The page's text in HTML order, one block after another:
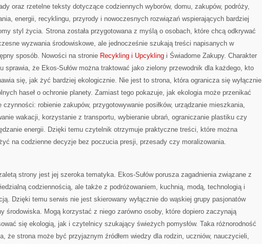
oraz rzetelne teksty dotyczące codziennych wyborów, domu, zakupów, podróży,
energii, recyklingu, przyrody i nowoczesnych rozwiązań wspierających bardziej
styl życia. Strona została przygotowana z myślą o osobach, które chcą odkrywać
wyzwania środowiskowe, ale jednocześnie szukają treści napisanych w
sposób. Nowości na stronie Recykling i Upcykling i Świadome Zakupy. Charakter
sprawia, że Ekos-Sułów można traktować jako zielony przewodnik dla każdego, kto
się, jak żyć bardziej ekologicznie. Nie jest to strona, która ogranicza się wyłącznie
haseł o ochronie planety. Zamiast tego pokazuje, jak ekologia może przenikać
czynności: robienie zakupów, przygotowywanie posiłków, urządzanie mieszkania,
wakacji, korzystanie z transportu, wybieranie ubrań, ograniczanie plastiku czy
energii. Dzięki temu czytelnik otrzymuje praktyczne treści, które można
na codzienne decyzje bez poczucia presji, przesady czy moralizowania.
strony jest jej szeroka tematyka. Ekos-Sułów porusza zagadnienia związane z
codziennością, ale także z podróżowaniem, kuchnią, modą, technologią i
Dzięki temu serwis nie jest skierowany wyłącznie do wąskiej grupy pasjonatów
środowiska. Mogą korzystać z niego zarówno osoby, które dopiero zaczynają
się ekologią, jak i czytelnicy szukający świeżych pomysłów. Taka różnorodność
że strona może być przyjaznym źródłem wiedzy dla rodzin, uczniów, nauczycieli,